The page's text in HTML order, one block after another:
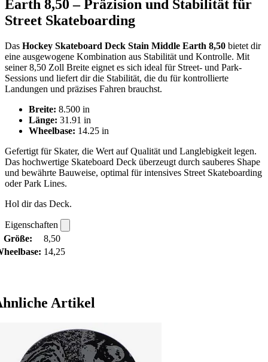
Earth 8,50 – Präzision und Stabilität für
Street Skateboarding
Das Hockey Skateboard Deck Stain Middle Earth 8,50 bietet dir
eine ausgewogene Kombination aus Stabilität und Kontrolle. Mit
seiner 8,50 Zoll Breite eignet es sich ideal für Street- und Park-
Sessions und liefert dir die Stabilität, die du für kontrollierte
Landungen und präzises Fahren brauchst.
Breite: 8.500 in
Länge: 31.91 in
Wheelbase: 14.25 in
Gefertigt für Skater, die Wert auf Qualität und Langlebigkeit legen.
Das hochwertige Skateboard Deck überzeugt durch sauberes Shape
und bewährte Bauweise, optimal für intensives Street Skateboarding
oder Park Lines.
Hol dir das Deck.
Eigenschaften
Größe:
8,50
14,25
Artikel